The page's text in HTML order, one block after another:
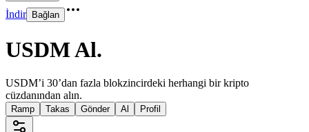
İndir Bağlan
USDM Al.
USDM’i 30’dan fazla blokzincirdeki herhangi bir kripto
cüzdanından alın.
Ramp Takas Gönder Al Profil